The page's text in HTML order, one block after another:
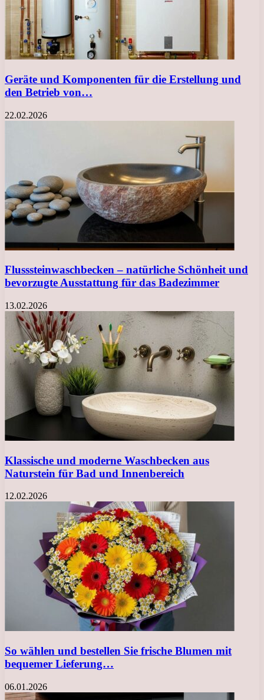
Geräte und Komponenten für die Erstellung und
den Betrieb von…
22.02.2026
Flusssteinwaschbecken – natürliche Schönheit und
bevorzugte Ausstattung für das Badezimmer
13.02.2026
Klassische und moderne Waschbecken aus
Naturstein für Bad und Innenbereich
12.02.2026
So wählen und bestellen Sie frische Blumen mit
bequemer Lieferung…
06.01.2026